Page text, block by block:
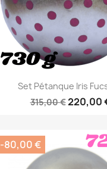
Set Pétanque Iris
315,00 €220,00
-80,00 €